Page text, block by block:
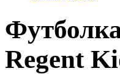
Regent